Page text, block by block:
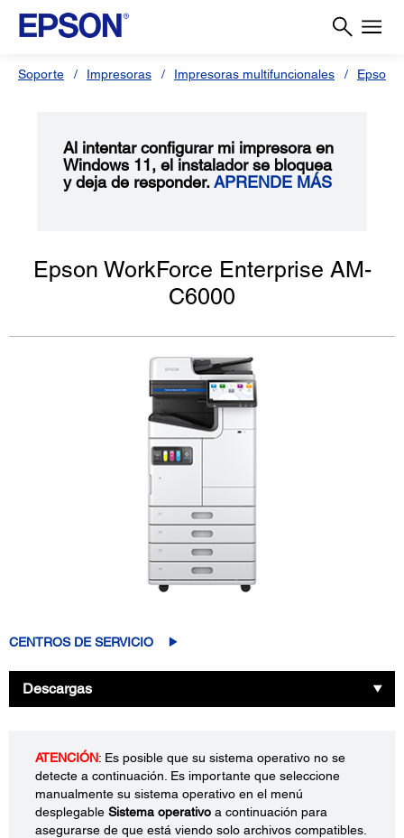
Soporte Impresoras Impresoras multifuncionales Epson
Al intentar configurar mi impresora en
Windows 11, el instalador se bloquea
y deja de responder.APRENDE MÁS
Epson WorkForce Enterprise AM-
C6000
CENTROS DE SERVICIO
Descargas
ATENCIÓN: Es posible que su sistema operativo no se
detecte a continuación. Es importante que seleccione
manualmente su sistema operativo en el menú
desplegable Sistema operativo a continuación para
asegurarse de que está viendo solo archivos compatibles.